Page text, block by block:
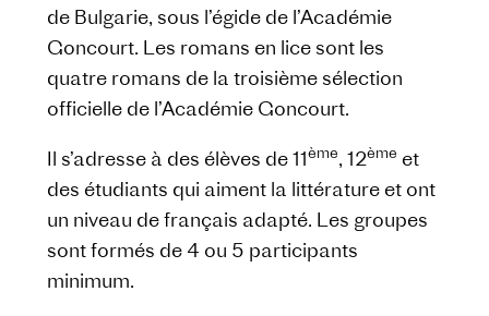
de Bulgarie, sous l’égide de l’Académie
Goncourt. Les romans en lice sont les
quatre romans de la troisième sélection
officielle de l’Académie Goncourt.
Il s’adresse à des élèves de 11ème, 12ème et
des étudiants qui aiment la littérature et ont
un niveau de français adapté. Les groupes
sont formés de 4 ou 5 participants
minimum.